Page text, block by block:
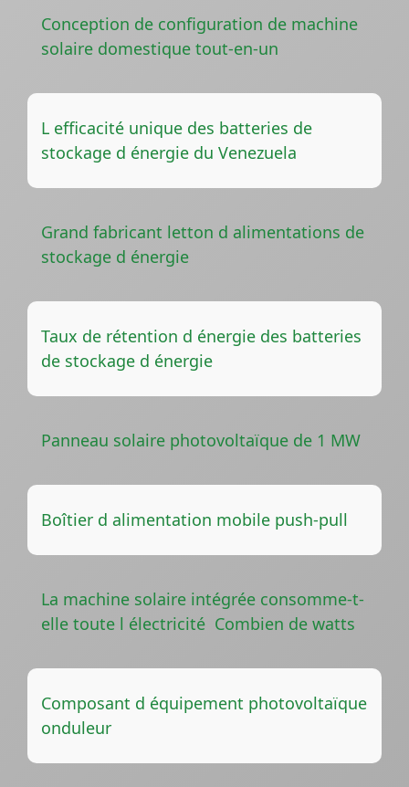
Conception de configuration de machine
solaire domestique tout-en-un
L efficacité unique des batteries de
stockage d énergie du Venezuela
Grand fabricant letton d alimentations de
stockage d énergie
Taux de rétention d énergie des batteries
de stockage d énergie
Panneau solaire photovoltaïque de 1 MW
Boîtier d alimentation mobile push-pull
La machine solaire intégrée consomme-t-
elle toute l électricité Combien de watts
Composant d équipement photovoltaïque
onduleur